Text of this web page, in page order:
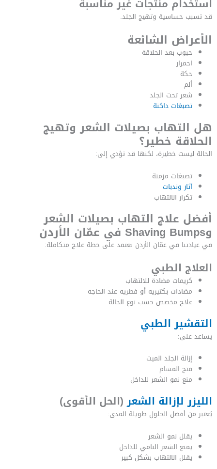
استخدام منتجات غير مناسبة
قد تسبب حساسية وتهيج الجلد.
الأعراض الشائعة
حبوب بعد الحلاقة
احمرار
حكة
ألم
شعر تحت الجلد
تصبغات داكنة
هل التهاب بصيلات الشعر وتهيج
الحلاقة خطير؟
الحالة ليست خطيرة، لكنها قد تؤدي إلى:
تصبغات مزمنة
آثار وندبات
تكرار الالتهاب
أفضل علاج التهاب بصيلات الشعر
وShaving Bumps في عمّان الأردن
في عيادتنا في عمّان الأردن نعتمد على خطة علاج متكاملة:
العلاج الطبي
كريمات مضادة للالتهاب
مضادات بكتيرية أو فطرية عند الحاجة
علاج مخصص حسب نوع الحالة
التقشير الطبي
يساعد على:
إزالة الجلد الميت
فتح المسام
منع نمو الشعر للداخل
الليزر لإزالة الشعر(الحل الأقوى)
يُعتبر من أفضل الحلول طويلة المدى:
يقلل نمو الشعر
يمنع الشعر النامي للداخل
يقلل الالتهاب بشكل كبير